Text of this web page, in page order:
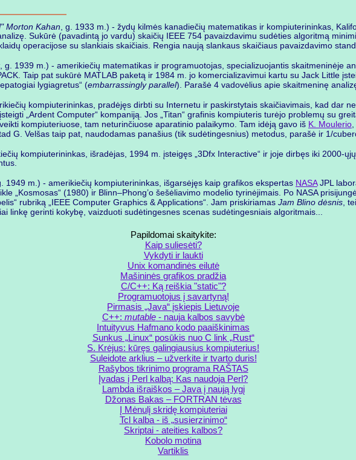
Morton Kahan , g. 1933 m.) - žydų kilmės kanadiečių matematikas ir kompiuterininkas,
Sukūrė (pavadintą jo vardu) skaičių IEEE 754 pavaizdavimu sudėties algoritmą
operacijose su slankiais skaičiais. Rengia naują slankaus skaičiaus pavaizdavimo
, g. 1939 m.) - amerikiečių matematikas ir programuotojas, specializuojantis skaitmeninėje
Taip pat sukūrė MATLAB paketą ir 1984 m. jo komercializavimui kartu su Jack Little
lygiagretus“ (embarrassingly parallel). Parašė 4 vadovėlius apie skaitmeninę
kompiuterininkas, pradėjęs dirbti su Internetu ir paskirstytais skaičiavimais, kad dar
„Ardent Computer“ kompaniją. Jos „Titan“ grafinis kompiuteris turėjo problemų su
kompiuteriuose, tam neturinčiuose aparatinio palaikymo. Tam idėją gavo iš K. Moulerio
G. Velšas taip pat, naudodamas panašius (tik sudėtingesnius) metodus, parašė ir 1/
kompiuterininkas, išradėjas, 1994 m. įsteigęs „3Dfx Interactive“ ir joje dirbęs iki 2000-
1949 m.) - amerikiečių kompiuterininkas, išgarsėjęs kaip grafikos ekspertas NASAJPL
„Kosmosas“ (1980) ir Blinn–Phong’o šešėliavimo modelio tyrinėjimais. Po NASA
rubriką „IEEE Computer Graphics & Applications“. Jam priskiriamas Jam Blino dėsnis ,
linkę gerinti kokybę, vaizduoti sudėtingesnes scenas sudėtingesniais algoritmais...
Papildomai skaitykite:
Kaip suliesėti?
Vykdyti ir laukti
Unix komandinės eilutė
Mašininės grafikos pradžia
C/C++: Ką reiškia "static"?
Programuotojus į savartyną!
Pirmasis „Java“ įskiepis Lietuvoje
C++: mutable- nauja kalbos savybė
Intuityvus Hafmano kodo paaiškinimas
Sunkus „Linux“ posūkis nuo C link „Rust“
S. Krėjus: kūręs galingiausius kompiuterius!
Suleidote arklius – užverkite ir tvarto duris!
Rašybos tikrinimo programa RAŠTAS
Įvadas į Perl kalbą: Kas naudoja Perl?
Lambda išraiškos – Java į naują lygį
Džonas Bakas – FORTRAN tėvas
Į Mėnulį skridę kompiuteriai
Tcl kalba - iš „susierzinimo“
Skriptai - ateities kalbos?
Kobolo motina
Vartiklis